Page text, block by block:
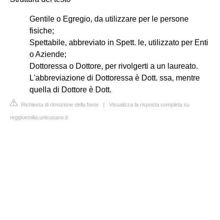
Gentile o Egregio, da utilizzare per le persone
fisiche;
Spettabile, abbreviato in Spett. le, utilizzato per Enti
o Aziende;
Dottoressa o Dottore, per rivolgerti a un laureato.
L'abbreviazione di Dottoressa è Dott. ssa, mentre
quella di Dottore è Dott.
Richiesta di rimozione della fonte | Visualizza la risposta completa su
reggioemilia.unicusano.it